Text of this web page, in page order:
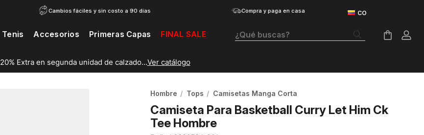
Cambios fáciles y sin costo a 90 días Compra y paga en casa
Tenis Accesorios Primeras Capas FINAL SALE ¿Qué buscas?
20% Extra en segunda unidad de calzado...Ver catálogo
Hombre Tops Camisetas Manga Corta
Camiseta Para Basketball Curry Let Him Ck
Tee Hombre
Botas
Tenis Mujer